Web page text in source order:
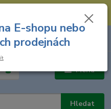
Prodejna nářadí: 731 449 423 --
Menu
Hledat
za
E-shopu nebo
prodejnách